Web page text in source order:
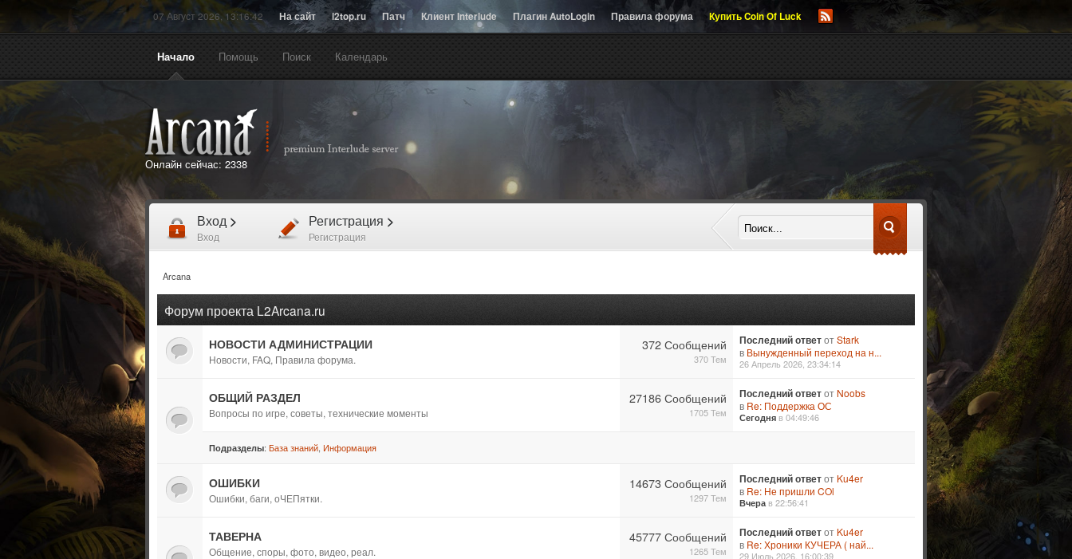
07 Август 2026, 13:16:42 На сайт l2top.ru Патч Клиент Interlude Плагин AutoLogin Правила форума Купить Coin Of Luck
Начало Помощь Поиск Календарь
Онлайн сейчас: 2338
Вход >
Вход
Регистрация >
Регистрация
Arcana
Форум проекта L2Arcana.ru
НОВОСТИ АДМИНИСТРАЦИИ
Новости, FAQ, Правила форума.
372 Сообщений
370 Тем
Последний ответотStark
в Вынужденный переход на н...
26 Апрель 2026, 23:34:14
ОБЩИЙ РАЗДЕЛ
Вопросы по игре, советы, технические моменты
27186 Сообщений
1705 Тем
Последний ответот Noobs
в Re: Поддержка ОС
Сегодня в 04:49:46
Подразделы: База знаний Информация
ОШИБКИ
Ошибки, баги, оЧЕПятки.
14673 Сообщений
1297 Тем
Последний ответот Ku4er
в Re: Не пришли COl
Вчера в 22:56:41
ТАВЕРНА
Общение, споры, фото, видео, реал.
45777 Сообщений
1265 Тем
Последний ответот Ku4er
в Re: Хроники КУЧЕРА ( най...
29 Июль 2026, 16:00:39